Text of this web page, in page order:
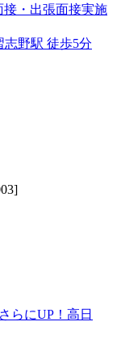
接・出張面接実施
野駅 徒歩5分
らにUP！高日